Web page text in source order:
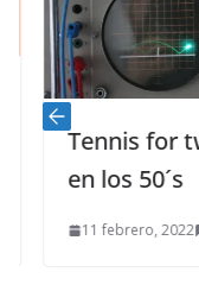
Tennis for
en los 50´s
11 febrero, 2022 0